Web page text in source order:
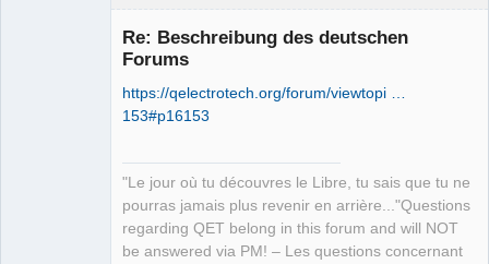
Re: Beschreibung des deutschen
Forums
https://qelectrotech.org/forum/viewtopi …
153#p16153
"Le jour où tu découvres le Libre, tu sais que tu ne
pourras jamais plus revenir en arrière..."Questions
regarding QET belong in this forum and will NOT
be answered via PM! – Les questions concernant